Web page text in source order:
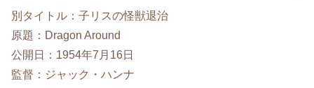
別タイトル：子リスの怪獣退治
原題：Dragon Around
公開日：1954年7月16日
監督：ジャック・ハンナ